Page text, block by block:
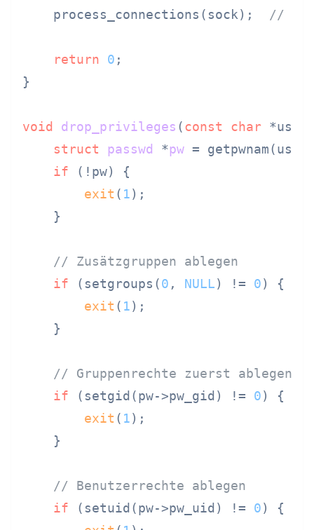
    process_connections(sock);
//
return 0 ;
}
void drop_privileges (const char
struct
passwd *pw =
if (!pw) {
exit ( 1);
    }
// Zusätzgruppen ablegen
if (setgroups(0 , NULL) != 0) {
exit ( 1);
    }
// Gruppenrechte zuerst ablegen
if (setgid(pw->pw_gid) != 0) {
exit ( 1);
    }
// Benutzerrechte ablegen
if (setuid(pw->pw_uid) != 0) {